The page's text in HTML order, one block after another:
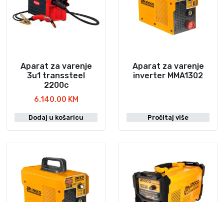
Aparat za varenje
3u1 transsteel
2200c
6.140,00 KM
Dodaj u košaricu
Aparat za varenje
inverter MMA1302
Pročitaj više